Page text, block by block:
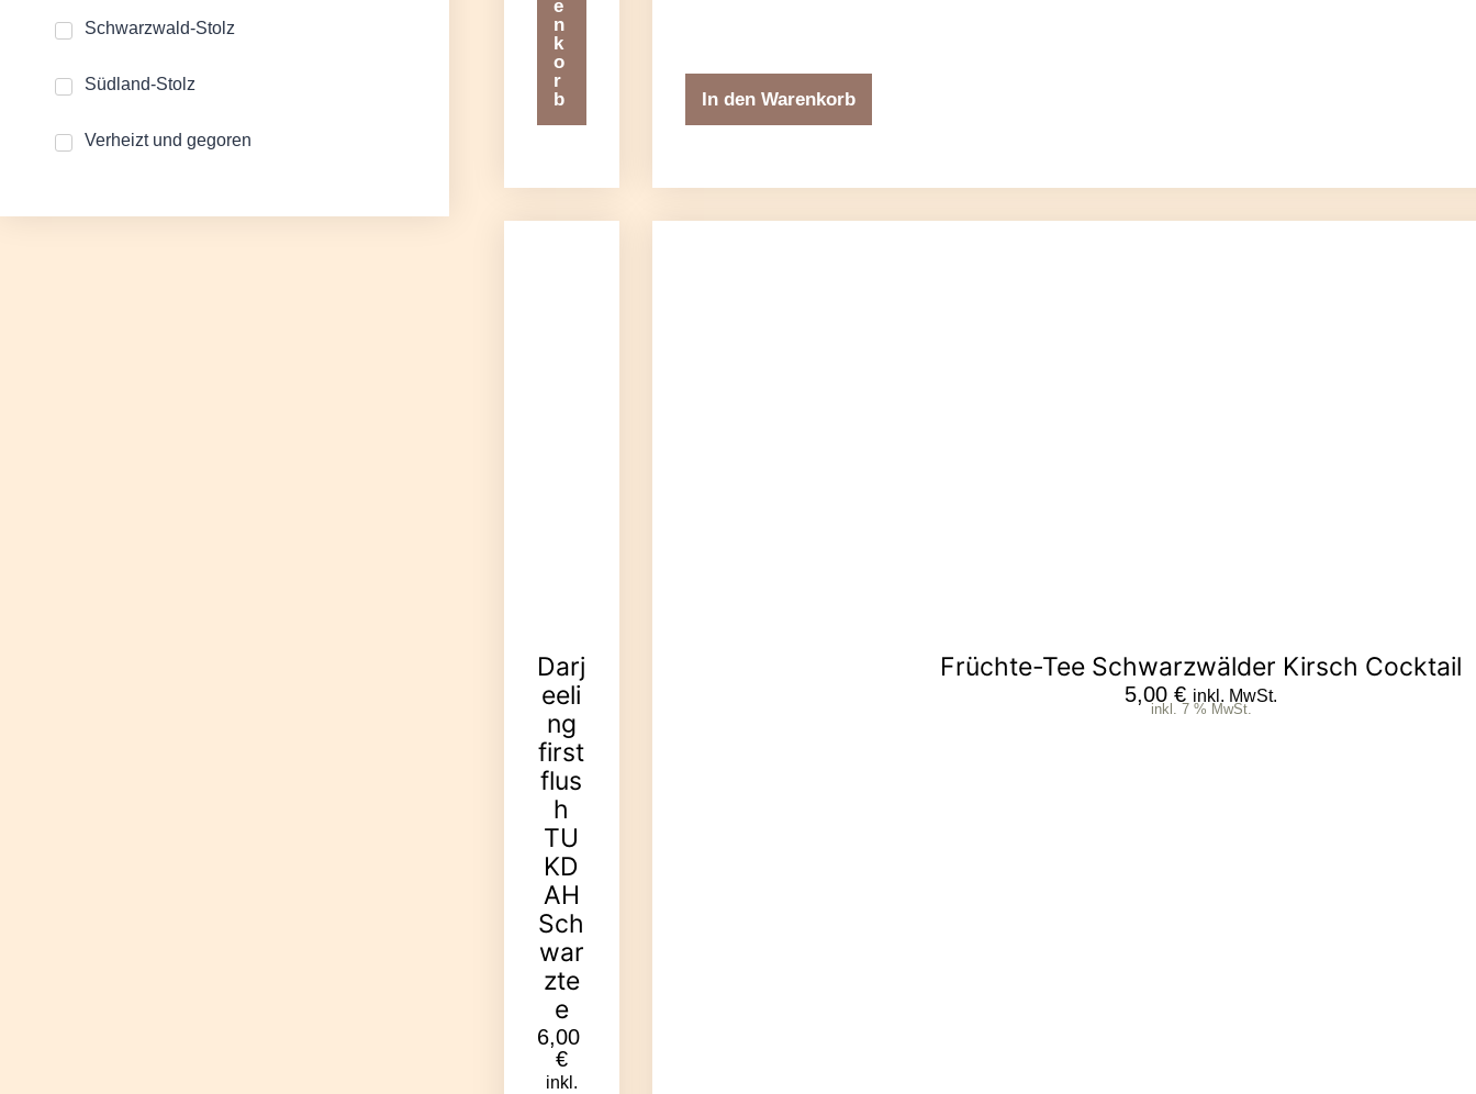
Schwarzwald-Stolz
Südland-Stolz
Verheizt und gegoren
e
n
k
o
r
b
In den Warenkorb
Darj
eeli
ng
first
flus
h
TU
KD
AH
Sch
war
zte
e
6,00
€
inkl.
Früchte-Tee Schwarzwälder Kirsch Cocktail
5,00 € inkl. MwSt.
inkl. 7 % MwSt.